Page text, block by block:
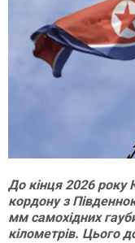
До кінця 2026 року
кордону з
мм самохідних
кілометрів. Цього